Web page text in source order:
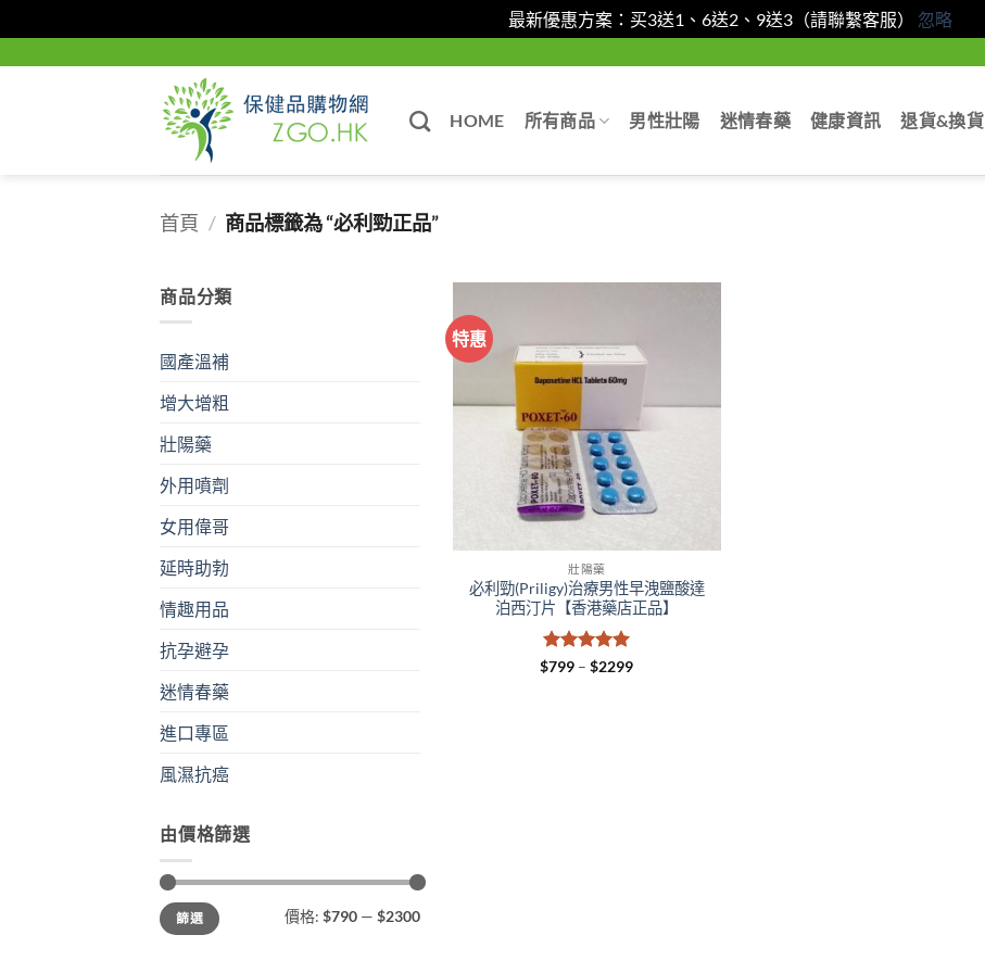
最新優惠方案：买3送1、6送2、9送3（請聯繫客服） 忽略
HOME 所有商品 男性壯陽 迷情春藥 健康資訊 退貨&換貨
首頁 / 商品標籤為 “必利勁正品”
商品分類
國產溫補
增大增粗
壯陽藥
外用噴劑
女用偉哥
延時助勃
情趣用品
抗孕避孕
迷情春藥
進口專區
風濕抗癌
由價格篩選
最
低
價
最
高
價
篩選 價格: $790 — $2300
特惠
壯陽藥
必利勁(Priligy)治療男性早洩鹽酸達
泊西汀片【香港藥店正品】
評分 5滿
$799 – $2299Price